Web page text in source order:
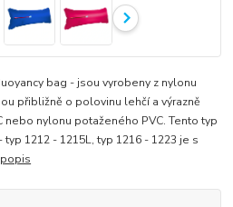
bag - jsou vyrobeny z nylonu
přibližně o polovinu lehčí a výrazně
nebo nylonu potaženého PVC. Tento typ
1212 - 1215L, typ 1216 - 1223 je s